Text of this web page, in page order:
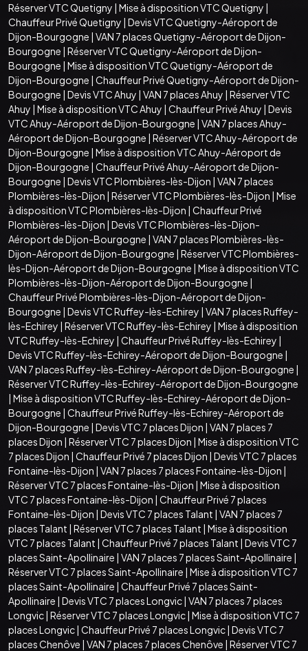
Réserver VTC Quetigny | Mise à disposition VTC Quetigny |
Chauffeur Privé Quetigny | Devis VTC Quetigny-Aéroport de
Dijon-Bourgogne | VAN 7 places Quetigny-Aéroport de Dijon-
Bourgogne | Réserver VTC Quetigny-Aéroport de Dijon-
Bourgogne | Mise à disposition VTC Quetigny-Aéroport de
Dijon-Bourgogne | Chauffeur Privé Quetigny-Aéroport de Dijon-
Bourgogne | Devis VTC Ahuy | VAN 7 places Ahuy | Réserver VTC
Ahuy | Mise à disposition VTC Ahuy | Chauffeur Privé Ahuy | Devis
VTC Ahuy-Aéroport de Dijon-Bourgogne | VAN 7 places Ahuy-
Aéroport de Dijon-Bourgogne | Réserver VTC Ahuy-Aéroport de
Dijon-Bourgogne | Mise à disposition VTC Ahuy-Aéroport de
Dijon-Bourgogne | Chauffeur Privé Ahuy-Aéroport de Dijon-
Bourgogne | Devis VTC Plombières-lès-Dijon | VAN 7 places
Plombières-lès-Dijon | Réserver VTC Plombières-lès-Dijon | Mise
à disposition VTC Plombières-lès-Dijon | Chauffeur Privé
Plombières-lès-Dijon | Devis VTC Plombières-lès-Dijon-
Aéroport de Dijon-Bourgogne | VAN 7 places Plombières-lès-
Dijon-Aéroport de Dijon-Bourgogne | Réserver VTC Plombières-
lès-Dijon-Aéroport de Dijon-Bourgogne | Mise à disposition VTC
Plombières-lès-Dijon-Aéroport de Dijon-Bourgogne |
Chauffeur Privé Plombières-lès-Dijon-Aéroport de Dijon-
Bourgogne | Devis VTC Ruffey-lès-Echirey | VAN 7 places Ruffey-
lès-Echirey | Réserver VTC Ruffey-lès-Echirey | Mise à disposition
VTC Ruffey-lès-Echirey | Chauffeur Privé Ruffey-lès-Echirey |
Devis VTC Ruffey-lès-Echirey-Aéroport de Dijon-Bourgogne |
VAN 7 places Ruffey-lès-Echirey-Aéroport de Dijon-Bourgogne |
Réserver VTC Ruffey-lès-Echirey-Aéroport de Dijon-Bourgogne
| Mise à disposition VTC Ruffey-lès-Echirey-Aéroport de Dijon-
Bourgogne | Chauffeur Privé Ruffey-lès-Echirey-Aéroport de
Dijon-Bourgogne | Devis VTC 7 places Dijon | VAN 7 places 7
places Dijon | Réserver VTC 7 places Dijon | Mise à disposition VTC
7 places Dijon | Chauffeur Privé 7 places Dijon | Devis VTC 7 places
Fontaine-lès-Dijon | VAN 7 places 7 places Fontaine-lès-Dijon |
Réserver VTC 7 places Fontaine-lès-Dijon | Mise à disposition
VTC 7 places Fontaine-lès-Dijon | Chauffeur Privé 7 places
Fontaine-lès-Dijon | Devis VTC 7 places Talant | VAN 7 places 7
places Talant | Réserver VTC 7 places Talant | Mise à disposition
VTC 7 places Talant | Chauffeur Privé 7 places Talant | Devis VTC 7
places Saint-Apollinaire | VAN 7 places 7 places Saint-Apollinaire |
Réserver VTC 7 places Saint-Apollinaire | Mise à disposition VTC 7
places Saint-Apollinaire | Chauffeur Privé 7 places Saint-
Apollinaire | Devis VTC 7 places Longvic| VAN 7 places 7 places
Longvic| Réserver VTC 7 places Longvic| Mise à disposition VTC 7
places Longvic| Chauffeur Privé 7 places Longvic| Devis VTC 7
places Chenôve | VAN 7 places 7 places Chenôve | Réserver VTC 7